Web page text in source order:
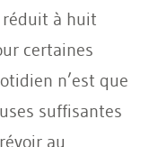
à huit
certaines
n’est que
suffisantes
au